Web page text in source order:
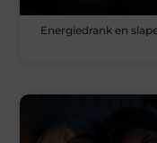
Energiedrank en